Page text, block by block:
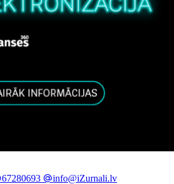
67280693
info@iZurnali.lv